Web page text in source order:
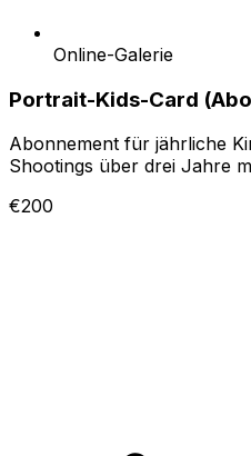
Online-Galerie
Portrait-Kids-Card
Abonnement für jährliche
Shootings über drei Jahre
€200